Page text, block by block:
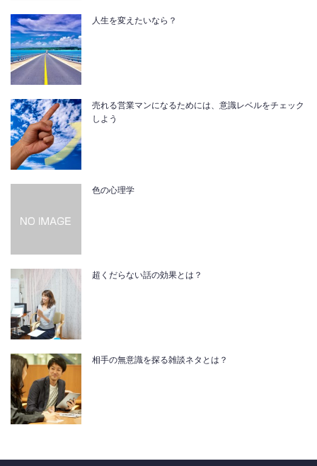
人生を変えたいなら？
売れる営業マンになるためには、意識レベルをチェック
しよう
色の心理学
超くだらない話の効果とは？
相手の無意識を探る雑談ネタとは？